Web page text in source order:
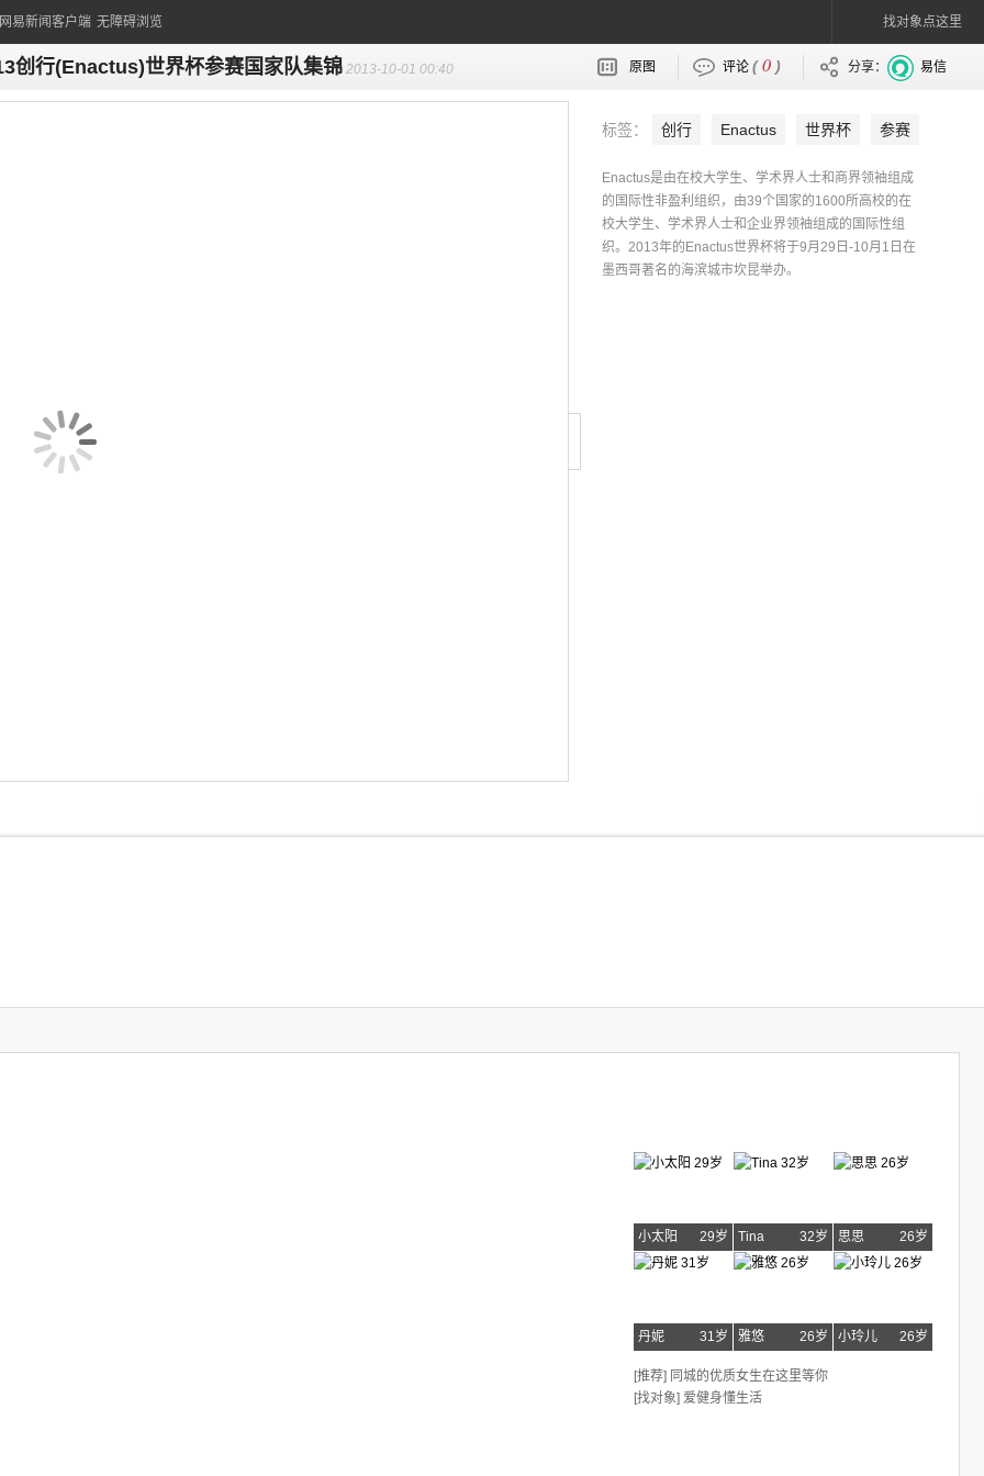
易新闻客户端 无障碍浏览 找对象点这里
创行(Enactus)世界杯参赛国家队集锦 2013-10-01 00:40 原图 评论 (0 ) 分享： 易信
标签： 创行 Enactus 世界杯
参赛
Enactus是由在校大学生、学术界人士和商界领袖组成
的国际性非盈利组织，由39个国家的1600所高校的在
校大学生、学术界人士和企业界领袖组成的国际性组
织。2013年的Enactus世界杯将于9月29日-10月1日在
墨西哥著名的海滨城市坎昆举办。
小太阳 29岁 Tina 32岁 思思 26岁
丹妮 31岁 雅悠 26岁 小玲儿 26岁
[推荐] 同城的优质女生在这里等你
[找对象] 爱健身懂生活